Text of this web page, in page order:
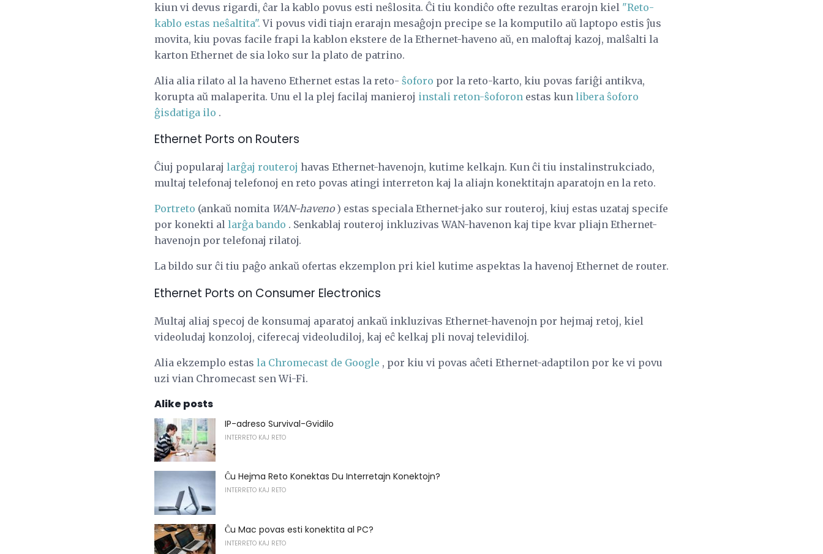
kiun vi devus rigardi, ĉar la kablo povus esti neŝlosita. Ĉi tiu kondiĉo ofte rezultas erarojn kiel "Reto-
kablo estas neŝaltita". Vi povus vidi tiajn erarajn mesaĝojn precipe se la komputilo aŭ laptopo estis ĵus
movita, kiu povas facile frapi la kablon ekstere de la Ethernet-haveno aŭ, en maloftaj kazoj, malŝalti la
karton Ethernet de sia loko sur la plato de patrino.
Alia alia rilato al la haveno Ethernet estas la reto- ŝoforo por la reto-karto, kiu povas fariĝi antikva,
korupta aŭ malaperita. Unu el la plej facilaj manieroj instali reton-ŝoforon estas kun libera ŝoforo
ĝisdatiga ilo .
Ethernet Ports on Routers
Ĉiuj popularaj larĝaj routeroj havas Ethernet-havenojn, kutime kelkajn. Kun ĉi tiu instalinstrukciado,
multaj telefonaj telefonoj en reto povas atingi interreton kaj la aliajn konektitajn aparatojn en la reto.
Portreto (ankaŭ nomita WAN-haveno) estas speciala Ethernet-jako sur routeroj, kiuj estas uzataj specife
por konekti al larĝa bando . Senkablaj routeroj inkluzivas WAN-havenon kaj tipe kvar pliajn Ethernet-
havenojn por telefonaj rilatoj.
La bildo sur ĉi tiu paĝo ankaŭ ofertas ekzemplon pri kiel kutime aspektas la havenoj Ethernet de router.
Ethernet Ports on Consumer Electronics
Multaj aliaj specoj de konsumaj aparatoj ankaŭ inkluzivas Ethernet-havenojn por hejmaj retoj, kiel
videoludaj konzoloj, ciferecaj videoludiloj, kaj eĉ kelkaj pli novaj televidiloj.
Alia ekzemplo estas la Chromecast de Google , por kiu vi povas aĉeti Ethernet-adaptilon por ke vi povu
uzi vian Chromecast sen Wi-Fi.
Alike posts
IP-adreso Survival-Gvidilo
INTERRETO KAJ RETO
Ĉu Hejma Reto Konektas Du Interretajn Konektojn?
INTERRETO KAJ RETO
Ĉu Mac povas esti konektita al PC?
INTERRETO KAJ RETO